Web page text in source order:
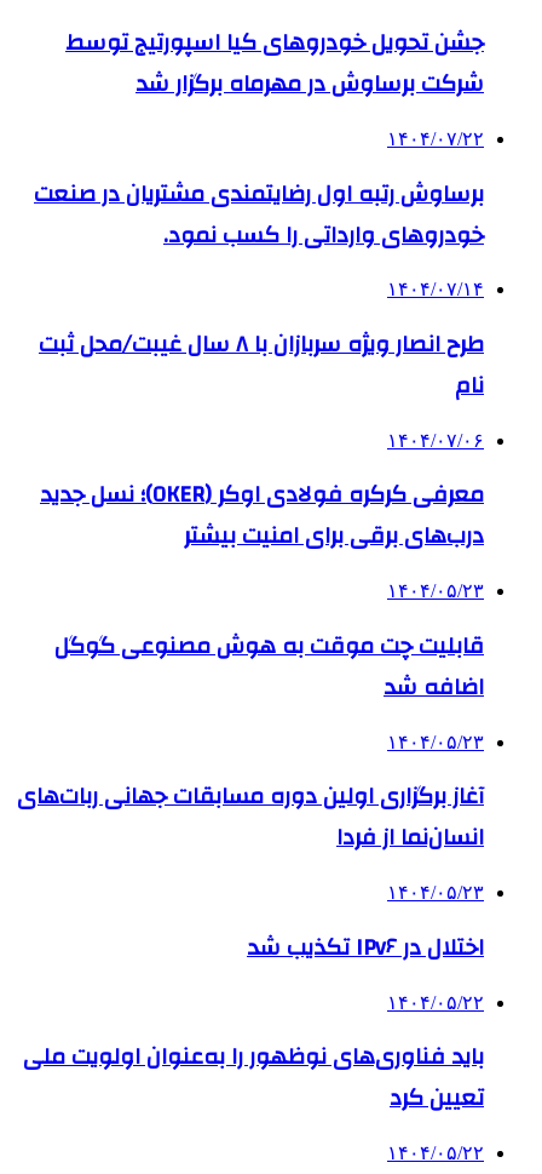
جشن تحویل خودروهای کیا اسپورتیج توسط
شرکت برساوش در مهرماه برگزار شد
۱۴۰۴/۰۷/۲۲
برساوش رتبه اول رضایتمندی مشتریان در صنعت
خودروهای وارداتی را کسب نمود.
۱۴۰۴/۰۷/۱۴
طرح انصار ویژه سربازان با ۸ سال غیبت/محل ثبت
نام
۱۴۰۴/۰۷/۰۶
معرفی کرکره فولادی اوکر (OKER)؛ نسل جدید
درب‌های برقی برای امنیت بیشتر
۱۴۰۴/۰۵/۲۳
قابلیت چت موقت به هوش مصنوعی گوگل
اضافه شد
۱۴۰۴/۰۵/۲۳
آغاز برگزاری اولین دوره مسابقات جهانی ربات‌های
انسان‌نما از فردا
۱۴۰۴/۰۵/۲۳
اختلال در IPv۶ تکذیب شد
۱۴۰۴/۰۵/۲۲
باید فناوری‌های نوظهور را به‌عنوان اولویت ملی
تعیین کرد
۱۴۰۴/۰۵/۲۲